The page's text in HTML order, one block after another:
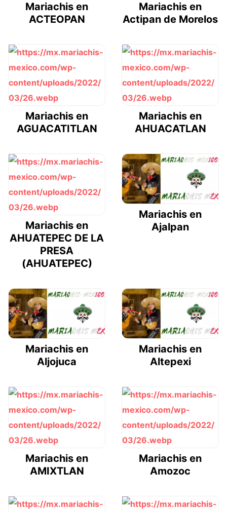
Mariachis en
ACTEOPAN
Mariachis en
Actipan de Morelos
Mariachis en
AGUACATITLAN
Mariachis en
AHUACATLAN
Mariachis en
AHUATEPEC DE LA
PRESA
(AHUATEPEC)
Mariachis en
Ajalpan
Mariachis en
Aljojuca
Mariachis en
Altepexi
Mariachis en
AMIXTLAN
Mariachis en
Amozoc